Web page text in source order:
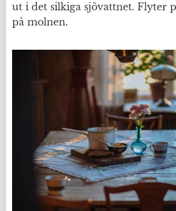
ut i det silkiga sjövattnet. Flyter
på molnen.